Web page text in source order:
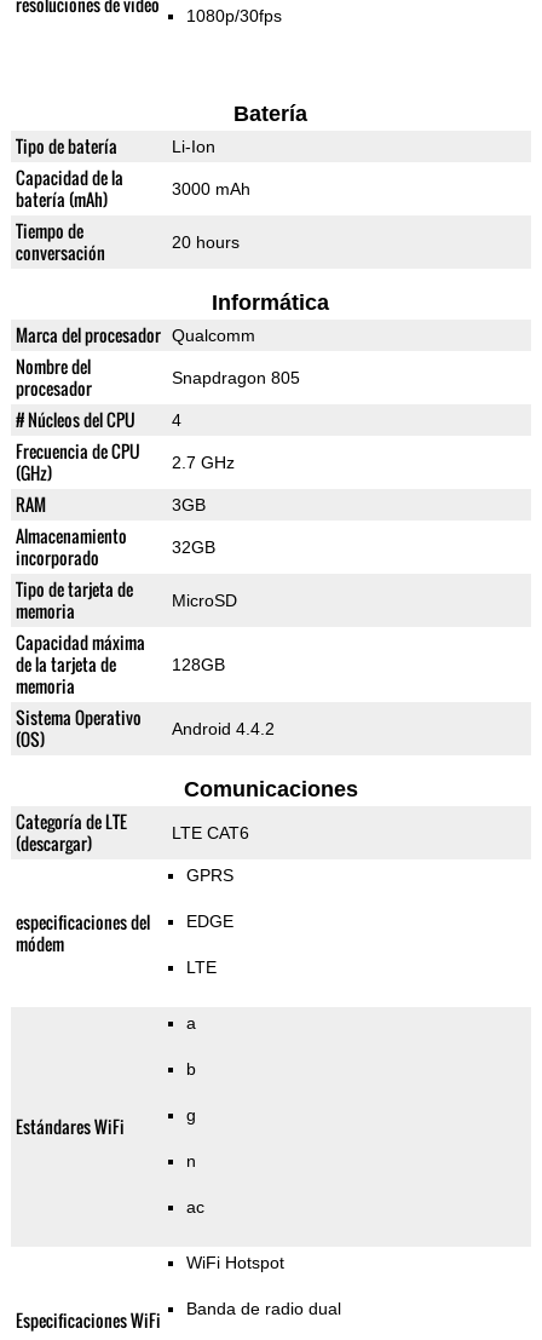
1080p/30fps
Batería
Tipo de batería Li-Ion
Capacidad de la
batería (mAh)
3000 mAh
Tiempo de
conversación
20 hours
Informática
Marca del procesador Qualcomm
Nombre del
procesador
Snapdragon 805
# Núcleos del CPU 4
Frecuencia de CPU
(GHz)
2.7 GHz
RAM 3GB
Almacenamiento
incorporado
32GB
Tipo de tarjeta de
memoria
MicroSD
Capacidad máxima
de la tarjeta de
memoria
128GB
Sistema Operativo
(OS)
Android 4.4.2
Comunicaciones
Categoría de LTE
(descargar)
LTE CAT6
especificaciones del
módem
GPRS
EDGE
LTE
Estándares WiFi
a
b
g
n
ac
Especificaciones WiFi
WiFi Hotspot
Banda de radio dual